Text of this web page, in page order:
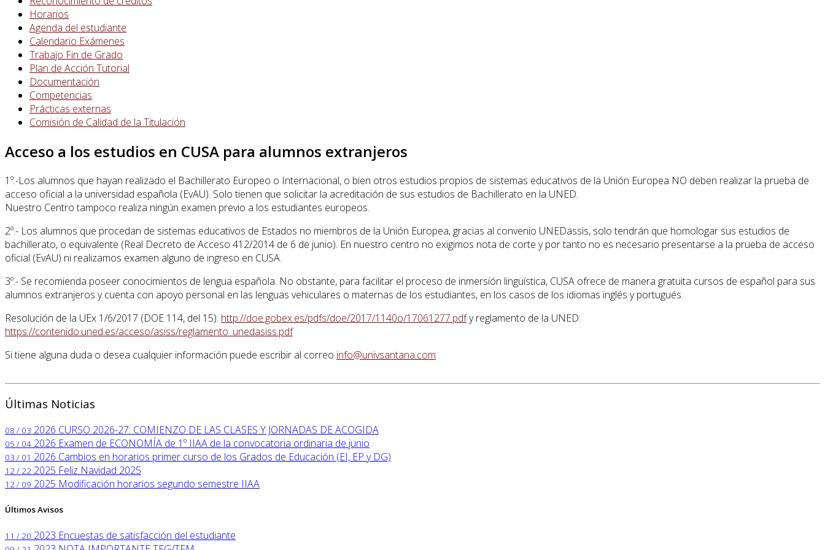
Horarios
Agenda del estudiante
Calendario Exámenes
Trabajo Fin de Grado
Plan de Acción Tutorial
Documentación
Competencias
Prácticas externas
Comisión de Calidad de la Titulación
Acceso a los estudios en CUSA para alumnos extranjeros
1º.-Los alumnos que hayan realizado el Bachillerato Europeo o Internacional, o bien otros estudios propios de sistemas educativos de la Unión Europea NO deben realizar la prueba de
acceso oficial a la universidad española (EvAU). Solo tienen que solicitar la acreditación de sus estudios de Bachillerato en la UNED.
Nuestro Centro tampoco realiza ningún examen previo a los estudiantes europeos.
2º.- Los alumnos que procedan de sistemas educativos de Estados no miembros de la Unión Europea, gracias al convenio UNEDassis, solo tendrán que homologar sus estudios de
bachillerato, o equivalente (Real Decreto de Acceso 412/2014 de 6 de junio). En nuestro centro no exigimos nota de corte y por tanto no es necesario presentarse a la prueba de acceso
oficial (EvAU) ni realizamos examen alguno de ingreso en CUSA.
3º.- Se recomienda poseer conocimientos de lengua española. No obstante, para facilitar el proceso de inmersión lingüística, CUSA ofrece de manera gratuita cursos de español para sus
alumnos extranjeros y cuenta con apoyo personal en las lenguas vehiculares o maternas de los estudiantes, en los casos de los idiomas inglés y portugués.
Resolución de la UEx 1/6/2017 (DOE 114, del 15): http://doe.gobex.es/pdfs/doe/2017/1140o/17061277.pdfy reglamento de la UNED:
https://contenido.uned.es/acceso/asiss/reglamento_unedasiss.pdf
Si tiene alguna duda o desea cualquier información puede escribir al correo info@univsantana.com
Últimas Noticias
08 / 03 2026 CURSO 2026-27: COMIENZO DE LAS CLASES Y JORNADAS DE ACOGIDA
05 / 04 2026 Examen de ECONOMÍA de 1º IIAA de la convocatoria ordinaria de junio
03 / 01 2026 Cambios en horarios primer curso de los Grados de Educación (EI, EP y DG)
12 / 22 2025 Feliz Navidad 2025
12 / 09 2025 Modificación horarios segundo semestre IIAA
Últimos Avisos
11 / 20 2023 Encuestas de satisfacción del estudiante